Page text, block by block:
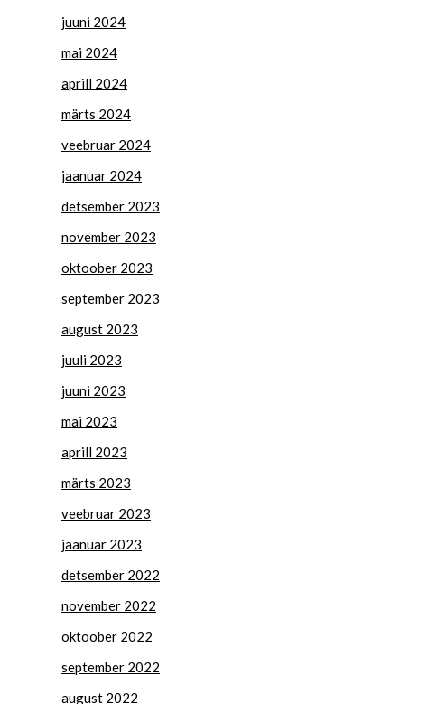
juuni 2024
mai 2024
aprill 2024
märts 2024
veebruar 2024
jaanuar 2024
detsember 2023
november 2023
oktoober 2023
september 2023
august 2023
juuli 2023
juuni 2023
mai 2023
aprill 2023
märts 2023
veebruar 2023
jaanuar 2023
detsember 2022
november 2022
oktoober 2022
september 2022
august 2022